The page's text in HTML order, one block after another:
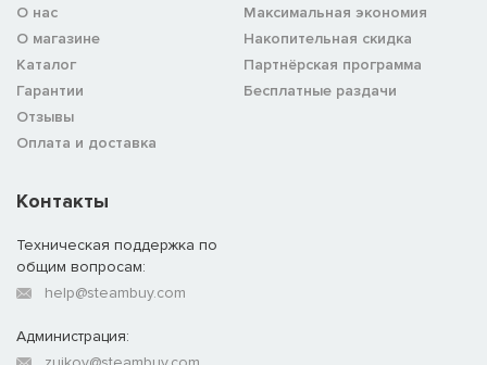
О нас
О магазине
Каталог
Гарантии
Отзывы
Оплата и доставка
Максимальная экономия
Накопительная скидка
Партнёрская программа
Бесплатные раздачи
Контакты
Техническая поддержка по
общим вопросам:
help@steambuy.com
Администрация: